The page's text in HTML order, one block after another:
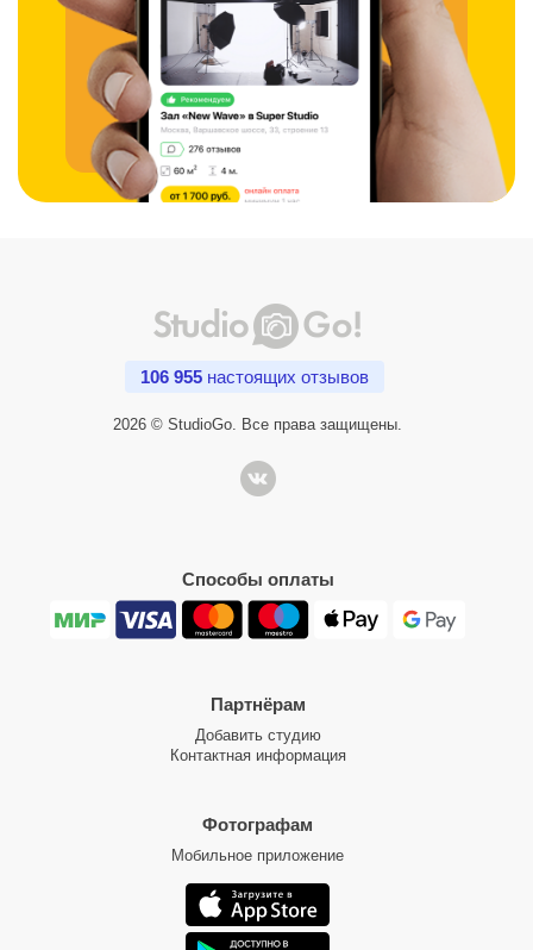
106 955 настоящих отзывов
2026 © StudioGo. Все права защищены.
Способы оплаты
Партнёрам
Добавить студию
Контактная информация
Фотографам
Мобильное приложение